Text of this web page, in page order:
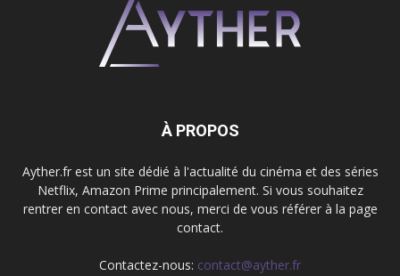
À PROPOS
Ayther.fr est un site dédié à l'actualité du cinéma et des séries
Netflix, Amazon Prime principalement. Si vous souhaitez
rentrer en contact avec nous, merci de vous référer à la page
contact.
Contactez-nous: contact@ayther.fr